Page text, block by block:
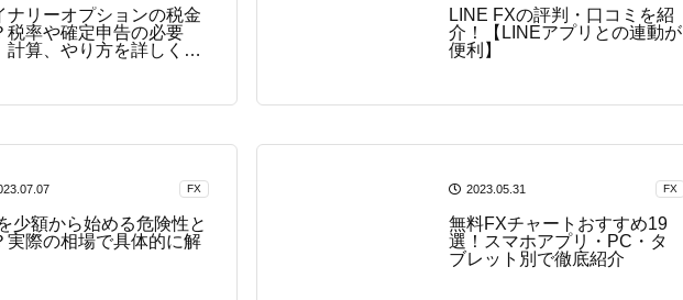
ナリーオプションの税金
税率や確定申告の必要
計算、やり方を詳しく解
LINE FXの評判・口コミを紹
介！【LINEアプリとの連動が
便利】
FX
少額から始める危険性と
実際の相場で具体的に解
2023.05.31 FX
無料FXチャートおすすめ19
選！スマホアプリ・PC・タ
ブレット別で徹底紹介